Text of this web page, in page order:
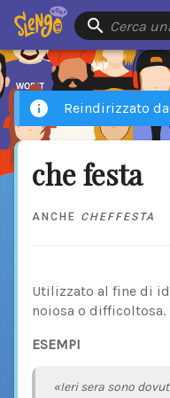
Cerca
Reindirizzato da
che festa
ANCHE CHEFFESTA
Utilizzato al fine di
noiosa o difficoltosa.
ESEMPI
«Ieri sera sono